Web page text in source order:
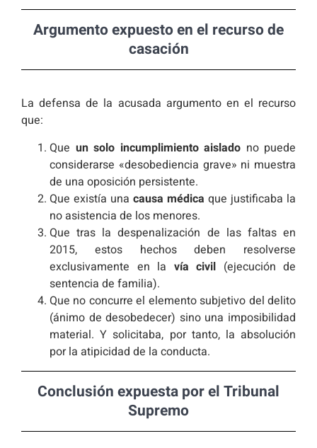
Argumento expuesto en el recurso de
casación
La defensa de la acusada argumento en el recurso
que:
Que un solo incumplimiento aislado no puede
considerarse «desobediencia grave» ni muestra
de una oposición persistente.
Que existía una causa médica que justificaba la
no asistencia de los menores.
Que tras la despenalización de las faltas en
2015, estos hechos deben resolverse
exclusivamente en la vía civil (ejecución de
sentencia de familia).
Que no concurre el elemento subjetivo del delito
(ánimo de desobedecer) sino una imposibilidad
material. Y solicitaba, por tanto, la absolución
por la atipicidad de la conducta.
Conclusión expuesta por el Tribunal
Supremo